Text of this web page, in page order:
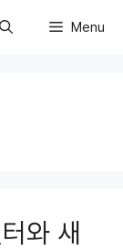
Menu
와 새